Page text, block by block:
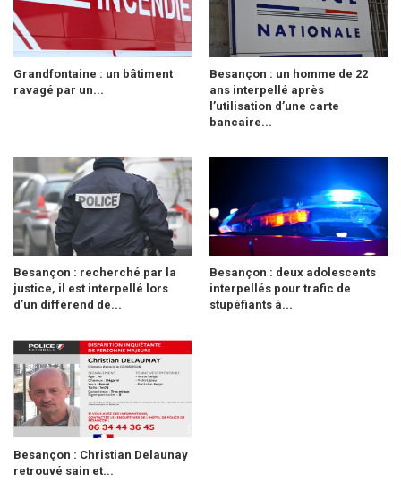
Grandfontaine : un bâtiment
ravagé par un...
Besançon : un homme de 22
ans interpellé après
l’utilisation d’une carte
bancaire...
Besançon : recherché par la
justice, il est interpellé lors
d’un différend de...
Besançon : deux adolescents
interpellés pour trafic de
stupéfiants à...
Besançon : Christian Delaunay
retrouvé sain et...